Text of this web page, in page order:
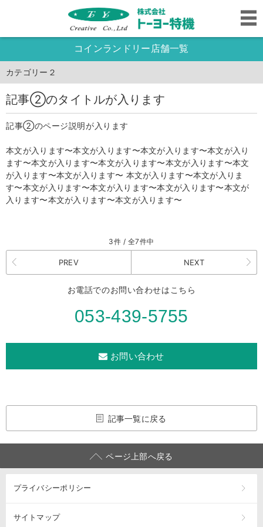
コインランドリー店舗一覧
カテゴリー２
記事②のタイトルが入ります
記事②のページ説明が入ります
本文が入ります〜本文が入ります〜本文が入ります〜本文が入り
ます〜本文が入ります〜本文が入ります〜本文が入ります〜本文
が入ります〜本文が入ります〜 本文が入ります〜本文が入りま
す〜本文が入ります〜本文が入ります〜本文が入ります〜本文が
入ります〜本文が入ります〜本文が入ります〜
3件 / 全7件中
PREV NEXT
お電話でのお問い合わせはこちら
053-439-5755
お問い合わせ
記事一覧に戻る
ページ上部へ戻る
プライバシーポリシー
サイトマップ